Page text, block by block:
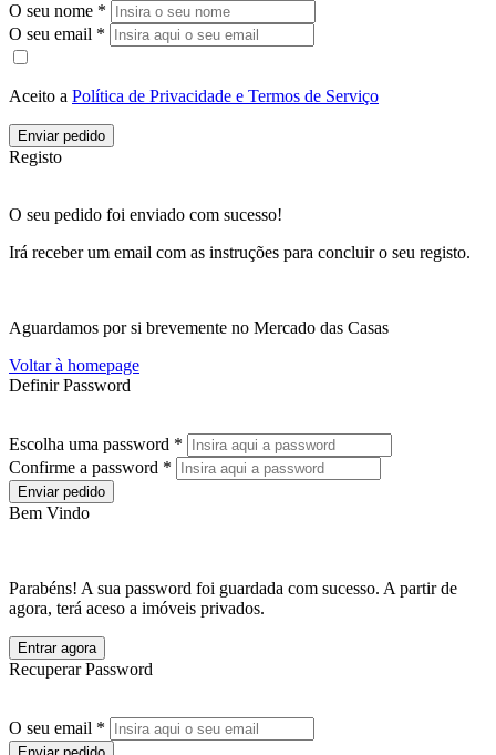
O seu nome *
O seu email *
Aceito a Política de Privacidade e Termos de Serviço
Enviar pedido
Registo
O seu pedido foi enviado com sucesso!
Irá receber um email com as instruções para concluir o seu registo.
Aguardamos por si brevemente no Mercado das Casas
Voltar à homepage
Definir Password
Escolha uma password *
Confirme a password *
Enviar pedido
Bem Vindo
Parabéns! A sua password foi guardada com sucesso. A partir de
agora, terá aceso a imóveis privados.
Entrar agora
Recuperar Password
O seu email *